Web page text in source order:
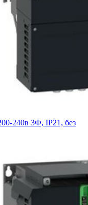
240в 3Ф, IP21, без